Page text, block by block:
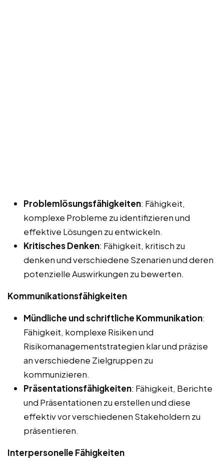
Problemlösungsfähigkeiten: Fähigkeit,
komplexe Probleme zu identifizieren und
effektive Lösungen zu entwickeln.
Kritisches Denken: Fähigkeit, kritisch zu
denken und verschiedene Szenarien und deren
potenzielle Auswirkungen zu bewerten.
Kommunikationsfähigkeiten
Mündliche und schriftliche Kommunikation:
Fähigkeit, komplexe Risiken und
Risikomanagementstrategien klar und präzise
an verschiedene Zielgruppen zu
kommunizieren.
Präsentationsfähigkeiten: Fähigkeit, Berichte
und Präsentationen zu erstellen und diese
effektiv vor verschiedenen Stakeholdern zu
präsentieren.
Interpersonelle Fähigkeiten